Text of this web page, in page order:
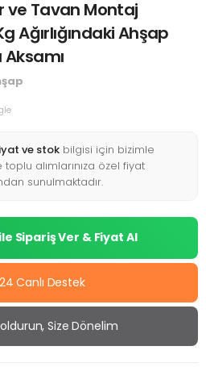
ve Tavan Montaj
Ağırlığındaki Ahşap
ve stok bilgisi için bizimle
alımlarınıza özel fiyat
sunulmaktadır.
Sipariş Ver & Fiyat Al
Canlı Destek
Size Dönelim